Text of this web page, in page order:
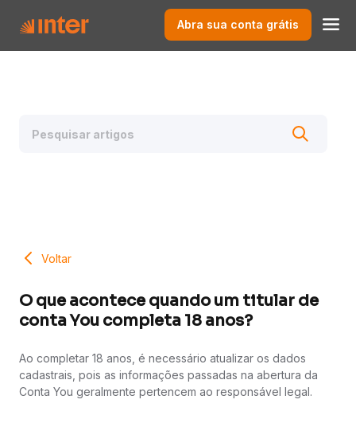
Abra sua conta grátis
Voltar
O que acontece quando um titular de
conta You completa 18 anos?
Ao completar 18 anos, é necessário atualizar os dados
cadastrais, pois as informações passadas na abertura da
Conta You geralmente pertencem ao responsável legal.